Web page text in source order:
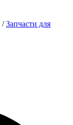
/Запчасти для